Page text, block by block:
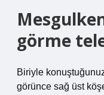
görme
Biriyle
görünce sağ üst